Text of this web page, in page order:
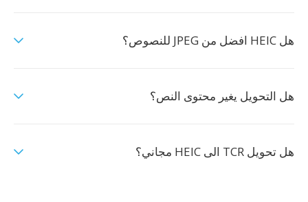
هل HEIC افضل من JPEG للنصوص؟
هل التحويل يغير محتوى النص؟
هل تحويل TCR الى HEIC مجاني؟